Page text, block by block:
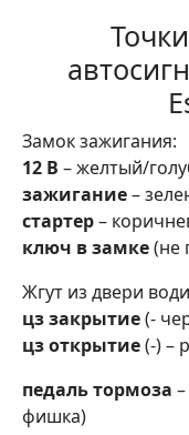
Замок зажигания:
12 В – желтый/
зажигание–
стартер–
ключ в замке(не
Жгут из двери
цз закрытие(-
цз открытие(-) –
педаль тормоза
фишка)